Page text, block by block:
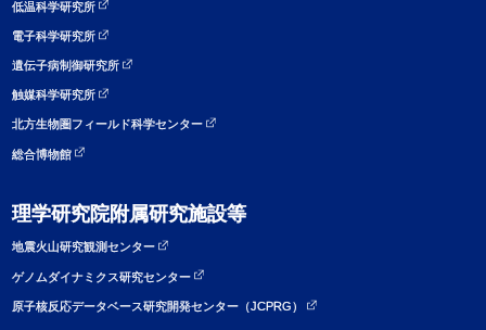
低温科学研究所
電子科学研究所
遺伝子病制御研究所
触媒科学研究所
北方生物圏フィールド科学センター
総合博物館
理学研究院附属研究施設等
地震火山研究観測センター
ゲノムダイナミクス研究センター
原子核反応データベース研究開発センター（JCPRG）